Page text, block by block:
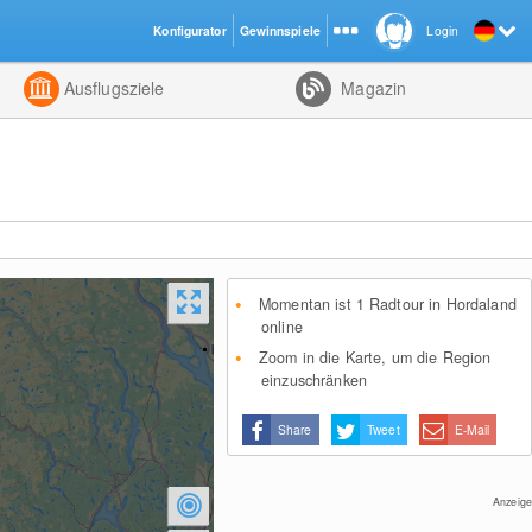
Kombiniert
Ausflugsziele Magazin
Momentan ist 1 Radtour in Hordaland
online
Zoom in die Karte, um die Region
einzuschränken
Share Tweet E-Mail
Anzeige
Login
Konfigurator Gewinnspiele